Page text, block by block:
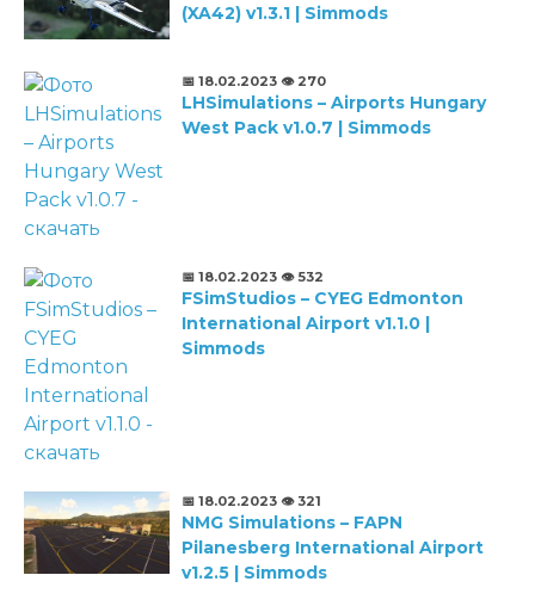
(XA42) v1.3.1 | Simmods
📅 18.02.2023 👁️ 270
LHSimulations – Airports Hungary
West Pack v1.0.7 | Simmods
📅 18.02.2023 👁️ 532
FSimStudios – CYEG Edmonton
International Airport v1.1.0 |
Simmods
📅 18.02.2023 👁️ 321
NMG Simulations – FAPN
Pilanesberg International Airport
v1.2.5 | Simmods